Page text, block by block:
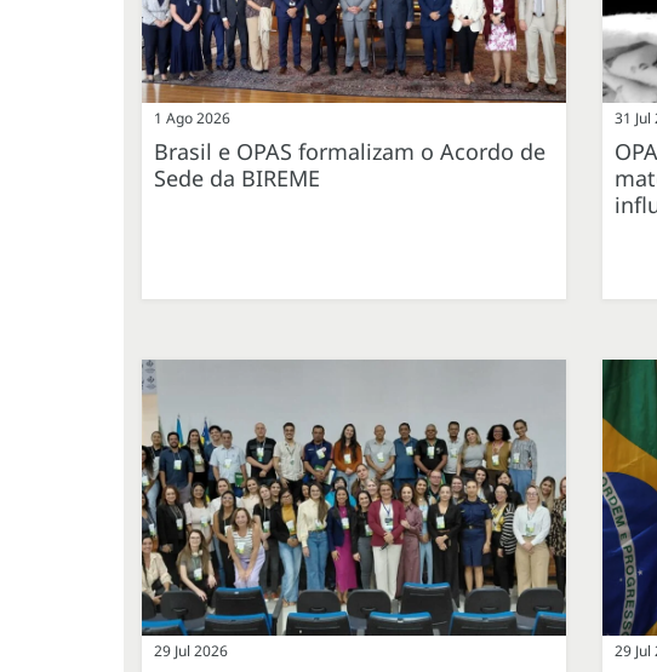
1 Ago 2026
Brasil e OPAS formalizam o Acordo de
Sede da BIREME
31 Jul
29 Jul 2026 29 Jul